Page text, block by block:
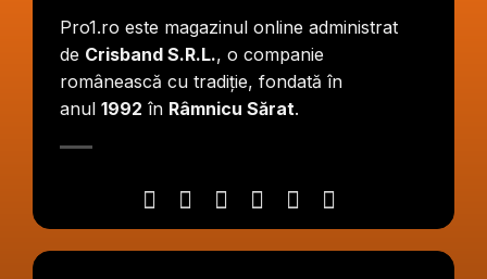
Pro1.ro este magazinul online administrat
de Crisband S.R.L., o companie
românească cu tradiție, fondată în
anul 1992 în Râmnicu Sărat.